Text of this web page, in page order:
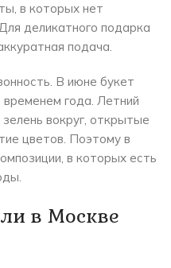
в которых нет
деликатного подарка
подача.
В июне букет
года. Летний
вокруг, открытые
цветов. Поэтому в
в которых есть
в Москве